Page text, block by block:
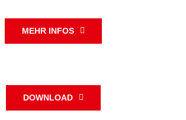
MEHR INFOS
DOWNLOAD